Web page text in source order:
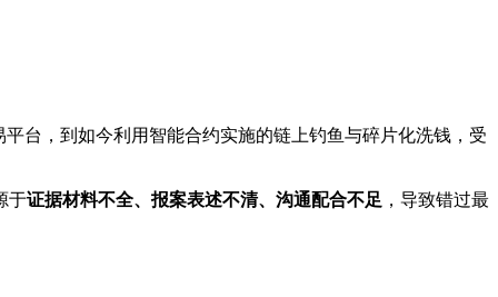
台，到如今利用智能合约实施的链上钓鱼与碎片化洗钱，受
于证据材料不全、报案表述不清、沟通配合不足 ，导致错过最